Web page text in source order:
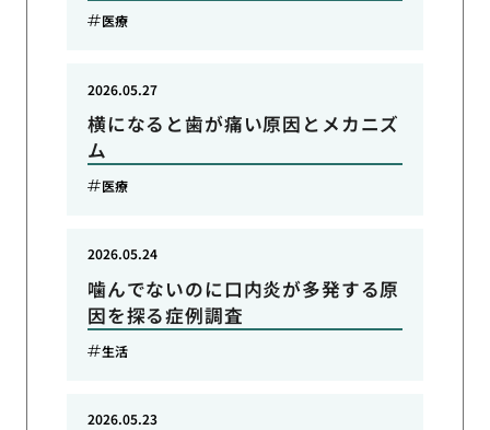
医療
横になると歯が痛い原因とメカニズ
ム
2026.05.27
医療
噛んでないのに口内炎が多発する原
因を探る症例調査
2026.05.24
生活
2026.05.23